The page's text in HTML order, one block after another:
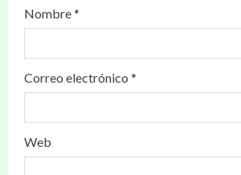
Nombre*
Correo electrónico *
Web